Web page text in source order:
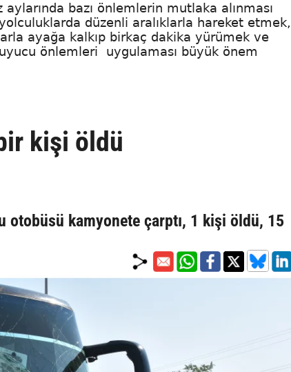
bazı önlemlerin mutlaka alınması
düzenli aralıklarla hareket etmek,
ayağa kalkıp birkaç dakika yürümek ve
önlemleri uygulaması büyük önem
kişi öldü
otobüsü kamyonete çarptı, 1 kişi öldü, 15